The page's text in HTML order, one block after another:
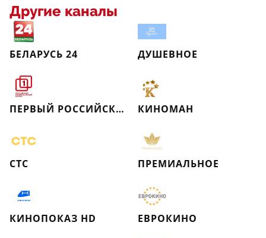
Другие каналы
БЕЛАРУСЬ 24 ДУШЕВНОЕ
ПЕРВЫЙ РОССИЙСКИЙ НАЦИОНАЛЬНЫЙ КАНАЛ КИНОМАН
СТС ПРЕМИАЛЬНОЕ
КИНОПОКАЗ HD ЕВРОКИНО